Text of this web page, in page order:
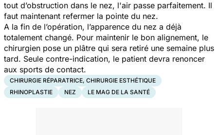
tout d’obstruction dans le nez, l'air passe parfaitement. Il
faut maintenant refermer la pointe du nez.
A la fin de l’opération, l’apparence du nez a déjà
totalement changé. Pour maintenir le bon alignement, le
chirurgien pose un plâtre qui sera retiré une semaine plus
tard. Seule contre-indication, le patient devra renoncer
aux sports de contact.
CHIRURGIE RÉPARATRICE, CHIRURGIE ESTHÉTIQUE
RHINOPLASTIE
NEZ LE MAG DE LA SANTÉ